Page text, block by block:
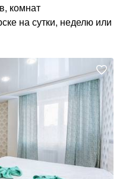
комнат
на сутки, неделю или